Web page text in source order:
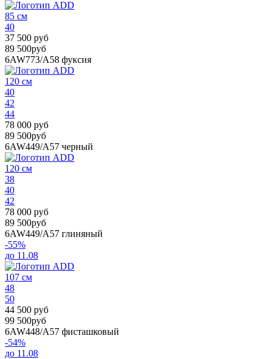
85 см
40
37 500 руб
89 500руб
6AW773/A58 фуксия
120 см
40
42
44
78 000 руб
89 500руб
6AW449/A57 черный
120 см
38
40
42
78 000 руб
89 500руб
6AW449/A57 глиняный
-55%
до 11.08
107 см
48
50
44 500 руб
99 500руб
6AW448/A57 фисташковый
-54%
до 11.08